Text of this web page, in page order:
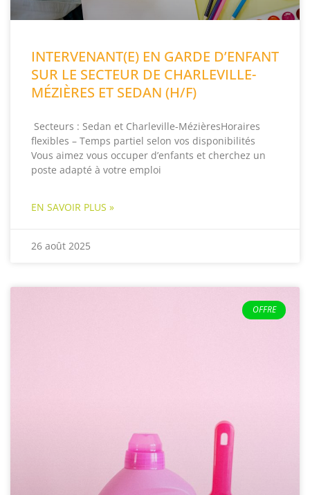
INTERVENANT(E) EN GARDE D’ENFANT
SUR LE SECTEUR DE CHARLEVILLE-
MÉZIÈRES ET SEDAN (H/F)
Secteurs : Sedan et Charleville-MézièresHoraires
flexibles – Temps partiel selon vos disponibilités
Vous aimez vous occuper d’enfants et cherchez un
poste adapté à votre emploi
EN SAVOIR PLUS »
26 août 2025
OFFRE